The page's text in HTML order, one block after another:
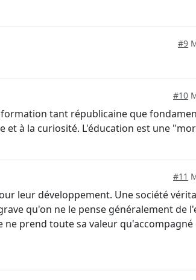
#9
#10
tant républicaine que
et à la curiosité. L'éducation est une
#11
leur développement. Une société
qu'on ne le pense généralement de
prend toute sa valeur